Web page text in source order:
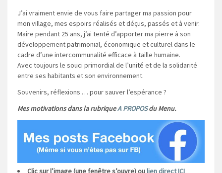
J’ai vraiment envie de vous faire partager ma passion pour
mon village, mes espoirs réalisés et déçus, passés et à venir.
Maire pendant 25 ans, j’ai tenté d’apporter ma pierre à son
développement patrimonial, économique et culturel dans le
cadre d’une intercommunalité efficace à taille humaine.
Avec toujours le souci primordial de l’unité et de la solidarité
entre ses habitants et son environnement.
Souvenirs, réflexions … pour sauver l’espérance ?
Mes motivations dans la rubriqueA PROPOSdu Menu.
Clic sur l’image (une fenêtre s’ouvre) oulien direct ICI